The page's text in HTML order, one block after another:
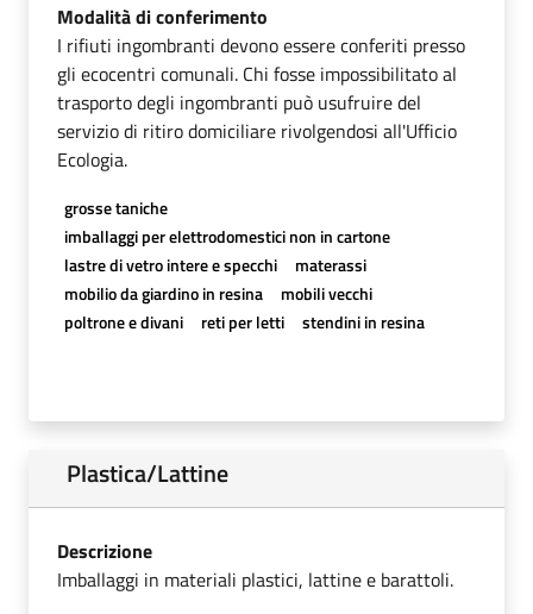
Modalità di conferimento
I rifiuti ingombranti devono essere conferiti presso
gli ecocentri comunali. Chi fosse impossibilitato al
trasporto degli ingombranti può usufruire del
servizio di ritiro domiciliare rivolgendosi all'Ufficio
Ecologia.
grosse taniche
imballaggi per elettrodomestici non in cartone
lastre di vetro intere e specchi
materassi
mobilio da giardino in resina
mobili vecchi
poltrone e divani
reti per letti stendini in resina
Plastica/Lattine
Descrizione
Imballaggi in materiali plastici, lattine e barattoli.